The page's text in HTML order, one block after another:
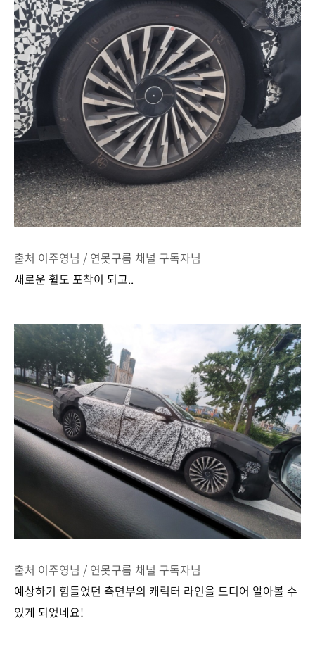
출처 이주영님 / 연못구름 채널 구독자님
새로운 휠도 포착이 되고..
출처 이주영님 / 연못구름 채널 구독자님
예상하기 힘들었던 측면부의 캐릭터 라인을 드디어 알아볼 수
있게 되었네요!